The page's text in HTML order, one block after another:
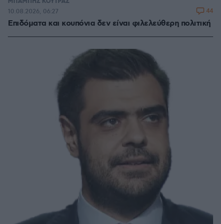
Επιδόματα και κουπόνια δεν είναι φιλελεύθερη πολιτική
10.08.2026, 06:27 44